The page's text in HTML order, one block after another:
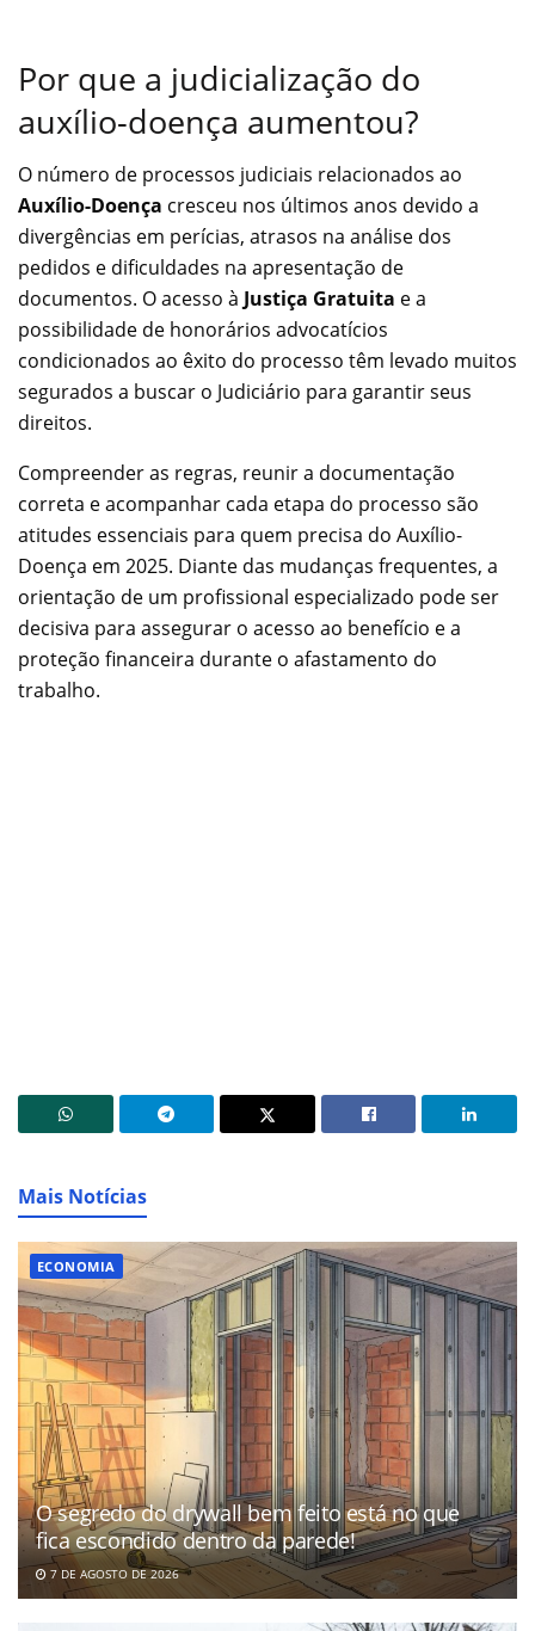
Por que a judicialização do
auxílio-doença aumentou?
O número de processos judiciais relacionados ao
Auxílio-Doença cresceu nos últimos anos devido a
divergências em perícias, atrasos na análise dos
pedidos e dificuldades na apresentação de
documentos. O acesso à Justiça Gratuita e a
possibilidade de honorários advocatícios
condicionados ao êxito do processo têm levado muitos
segurados a buscar o Judiciário para garantir seus
direitos.
Compreender as regras, reunir a documentação
correta e acompanhar cada etapa do processo são
atitudes essenciais para quem precisa do Auxílio-
Doença em 2025. Diante das mudanças frequentes, a
orientação de um profissional especializado pode ser
decisiva para assegurar o acesso ao benefício e a
proteção financeira durante o afastamento do
trabalho.
Mais Notícias
ECONOMIA
O segredo do drywall bem feito está no que
fica escondido dentro da parede!
7 DE AGOSTO DE 2026